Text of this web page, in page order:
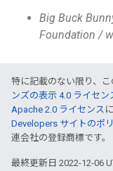
Big Buck
Foundation /
特に記載のない限り、
ンズの表示 4.0 ライセン
Apache 2.0 ライセンス
Developers サイトのポ
連会社の登録商標です。
最終更新日 2022-12-06